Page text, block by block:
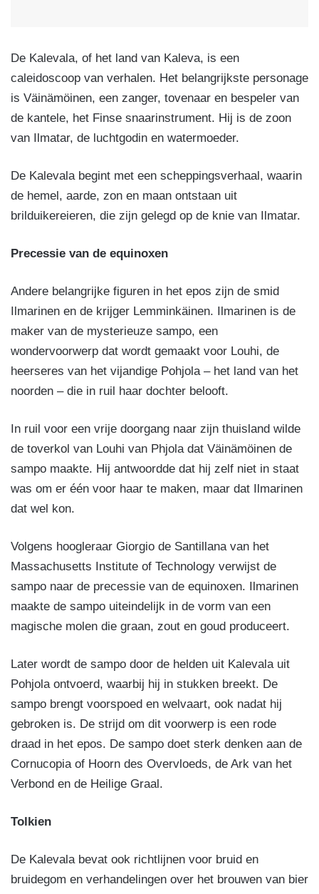
De Kalevala, of het land van Kaleva, is een
caleidoscoop van verhalen. Het belangrijkste personage
is Väinämöinen, een zanger, tovenaar en bespeler van
de kantele, het Finse snaarinstrument. Hij is de zoon
van Ilmatar, de luchtgodin en watermoeder.
De Kalevala begint met een scheppingsverhaal, waarin
de hemel, aarde, zon en maan ontstaan uit
brilduikereieren, die zijn gelegd op de knie van Ilmatar.
Precessie van de equinoxen
Andere belangrijke figuren in het epos zijn de smid
Ilmarinen en de krijger Lemminkäinen. Ilmarinen is de
maker van de mysterieuze sampo, een
wondervoorwerp dat wordt gemaakt voor Louhi, de
heerseres van het vijandige Pohjola – het land van het
noorden – die in ruil haar dochter belooft.
In ruil voor een vrije doorgang naar zijn thuisland wilde
de toverkol van Louhi van Phjola dat Väinämöinen de
sampo maakte. Hij antwoordde dat hij zelf niet in staat
was om er één voor haar te maken, maar dat Ilmarinen
dat wel kon.
Volgens hoogleraar Giorgio de Santillana van het
Massachusetts Institute of Technology verwijst de
sampo naar de precessie van de equinoxen. Ilmarinen
maakte de sampo uiteindelijk in de vorm van een
magische molen die graan, zout en goud produceert.
Later wordt de sampo door de helden uit Kalevala uit
Pohjola ontvoerd, waarbij hij in stukken breekt. De
sampo brengt voorspoed en welvaart, ook nadat hij
gebroken is. De strijd om dit voorwerp is een rode
draad in het epos. De sampo doet sterk denken aan de
Cornucopia of Hoorn des Overvloeds, de Ark van het
Verbond en de Heilige Graal.
Tolkien
De Kalevala bevat ook richtlijnen voor bruid en
bruidegom en verhandelingen over het brouwen van bier